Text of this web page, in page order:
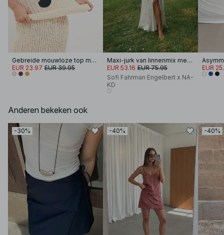
Gebreide mouwloze top met boothals
EUR 23.97 EUR 39.95
Maxi-jurk van linnenmix met opdruk
EUR 53.16 EUR 75.95
Sofi Fahrman Engelbert x NA-
KD
EUR
Anderen bekeken ook
-30% -40% -40%